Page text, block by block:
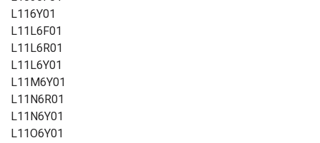
L116Y01
L11L6F01
L11L6R01
L11L6Y01
L11M6Y01
L11N6R01
L11N6Y01
L11O6Y01